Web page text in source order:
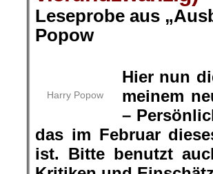
Leseprobe aus
Popow
Harry Popow
Hier nun
meinem
–
das im Februar
ist. Bitte benutzt